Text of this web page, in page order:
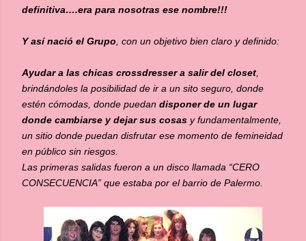
definitiva….era para nosotras ese nombre!!!
Y así nació el Grupo , con un objetivo bien claro y definido:
Ayudar a las chicas crossdresser a salir del closet
brindándoles la posibilidad de ir a un sito seguro, donde
estén cómodas, donde puedan disponer de un lugar
donde cambiarse y dejar sus cosas y fundamentalmente,
un sitio donde puedan disfrutar ese momento de femineidad
en público sin riesgos.
Las primeras salidas fueron a un disco llamada “CERO
CONSECUENCIA” que estaba por el barrio de Palermo.